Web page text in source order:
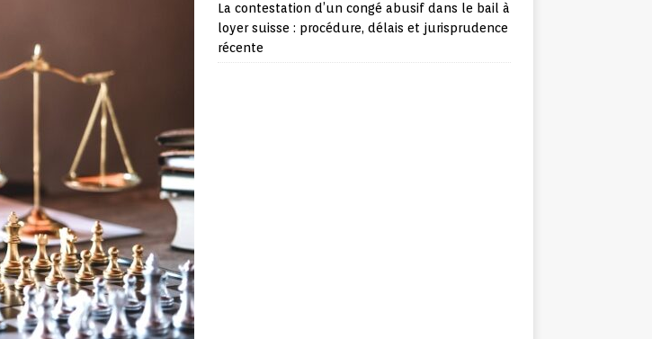
La contestation d’un congé abusif dans le bail à
loyer suisse : procédure, délais et jurisprudence
récente